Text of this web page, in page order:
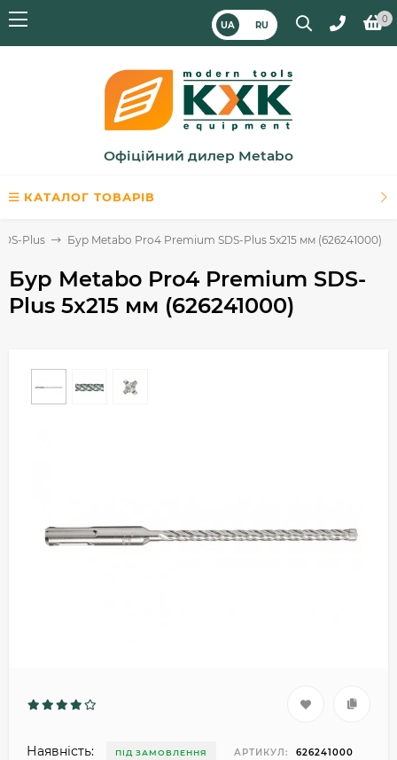
UA RU
0
Офіційний дилер Metabo
КАТАЛОГ ТОВАРІВ
Plus Бур Metabo Pro4 Premium SDS-Plus 5x215 мм (626241000)
Бур Metabo Pro4 Premium SDS-
Plus 5x215 мм (626241000)
Наявність: ПІД ЗАМОВЛЕННЯ АРТИКУЛ: 626241000